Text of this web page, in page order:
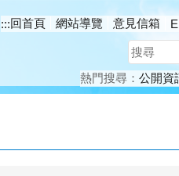
:::回首頁 網站導覽 意見信箱
熱門搜尋： 公開資